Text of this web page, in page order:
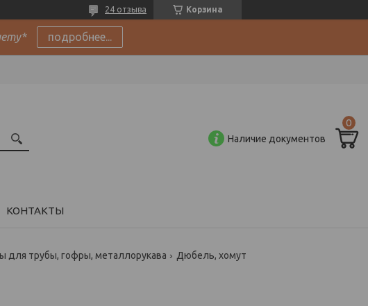
Корзина
24 отзыва
подробнее...
Наличие документов
КОНТАКТЫ
для трубы, гофры, металлорукава Дюбель, хомут